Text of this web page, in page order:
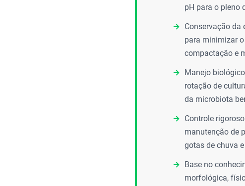
pH para o pleno
Conservação da
para minimizar
compactação e
Manejo
rotação de
da microbiota
Controle
manutenção de
gotas de chuva
Base no
morfológica,